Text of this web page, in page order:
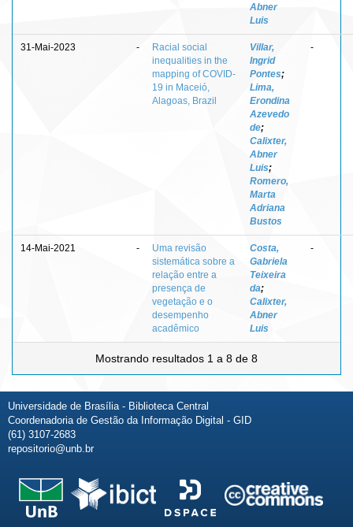
Abner
Luis
31-Mai-2023 -
Racial social
inequalities in the
mapping of COVID-
19 in Maceió,
Alagoas, Brazil
Villar,
Ingrid
Pontes;
Lima,
Erondina
Azevedo
de;
Calixter,
Abner
Luis;
Romero,
Marta
Adriana
Bustos
-
14-Mai-2021 -
Uma revisão
sistemática sobre a
relação entre a
presença de
vegetação e o
desempenho
acadêmico
Costa,
Gabriela
Teixeira
da;
Calixter,
Abner
Luis
-
Mostrando resultados 1 a 8 de 8
Universidade de Brasília - Biblioteca Central
Coordenadoria de Gestão da Informação Digital - GID
(61) 3107-2683
repositorio@unb.br